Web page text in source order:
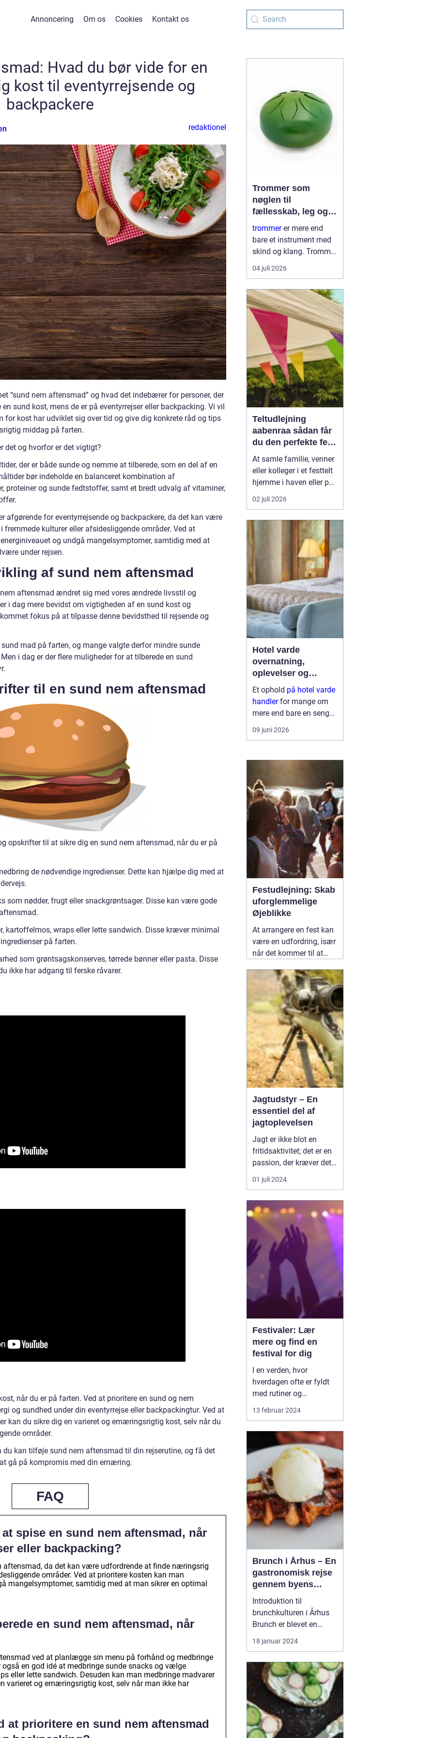
Annoncering Om os Cookies Kontakt os
Hvad du bør vide for en
kost til eventyrrejsende og
backpackere
redaktionel
“sund nem aftensmad” og hvad det indebærer for personer, der
sund kost, mens de er på eventyrrejser eller backpacking. Vi vil
for kost har udviklet sig over tid og give dig konkrete råd og tips
middag på farten.
det og hvorfor er det vigtigt?
der er både sunde og nemme at tilberede, som en del af en
bør indeholde en balanceret kombination af
og sunde fedtstoffer, samt et bredt udvalg af vitaminer,
afgørende for eventyrrejsende og backpackere, da det kan være
kulturer eller afsidesliggende områder. Ved at
og undgå mangelsymptomer, samtidig med at
under rejsen.
af sund nem aftensmad
aftensmad ændret sig med vores ændrede livsstil og
i dag mere bevidst om vigtigheden af en sund kost og
fokus på at tilpasse denne bevidsthed til rejsende og
mad på farten, og mange valgte derfor mindre sunde
i dag er der flere muligheder for at tilberede en sund
til en sund nem aftensmad
opskrifter til at sikre dig en sund nem aftensmad, når du er på
de nødvendige ingredienser. Dette kan hjælpe dig med at
som nødder, frugt eller snackgrøntsager. Disse kan være gode
kartoffelmos, wraps eller lette sandwich. Disse kræver minimal
på farten.
som grøntsagskonserves, tørrede bønner eller pasta. Disse
ikke har adgang til ferske råvarer.
når du er på farten. Ved at prioritere en sund og nem
og sundhed under din eventyrrejse eller backpackingtur. Ved at
kan du sikre dig en varieret og ernæringsrigtig kost, selv når du
områder.
kan tilføje sund nem aftensmad til din rejserutine, og få det
gå på kompromis med din ernæring.
FAQ
spise en sund nem aftensmad, når
eller backpacking?
aftensmad, da det kan være udfordrende at finde næringsrig
områder. Ved at prioritere kosten kan man
mangelsymptomer, samtidig med at man sikrer en optimal
en sund nem aftensmad, når
ved at planlægge sin menu på forhånd og medbringe
også en god idé at medbringe sunde snacks og vælge
eller lette sandwich. Desuden kan man medbringe madvarer
varieret og ernæringsrigtig kost, selv når man ikke har
at prioritere en sund nem aftensmad
Trommer som
nøglen til
fællesskab, leg og
læring
trommerer mere end
bare et instrument med
skind og klang. Trommer
er et samlingspunkt,
hvor børn og voksne
nysgerrighed. Trommer
giver hurtig følelse af
mestring, fordi ...
04 juli 2026
Teltudlejning
aabenraa sådan får
du den perfekte fest
i egen have
At samle familie, venner
eller kolleger i et festtelt
hjemme i haven eller på
en mark uden for byen er
blevet en populær
omegn. Mange ønsker
friheden til selv at sætte
rammen for dagen, uden
at være bundet af et
lokale, faste lu...
02 juli 2026
Hotel varde
overnatning,
oplevelser og
krohygge tæt på
vestkysten
Et ophold på hotel varde
handlerfor mange om
mere end bare en seng
at sove i. Du får en base
tæt på Vesterhavet,
bylivet i Varde og
området god...
09 juni 2026
Festudlejning: Skab
uforglemmelige
Øjeblikke
At arrangere en fest kan
være en udfordring, især
når det kommer til at
aktiviteter, der vil gøre
dagen mindeværdig for
alle dine gæster.02
januar 2025
Jagtudstyr – En
essentiel del af
jagtoplevelsen
Jagt er ikke blot en
fritidsaktivitet; det er en
passion, der kræver det
rigtige udstyr og
forberedelse. I jagtens
at have stabilt og
pålideligt udstyr
vanskelig at overvurdere.
Godt jagtudstyr forhøjer
jag...
01 juli 2024
Festivaler: Lær
mere og find en
festival for dig
I en verden, hvor
hverdagen ofte er fyldt
med rutiner og
forudsigelighed, står
sociale, kulturelle, og
musikalske
samlingspunkter, hvor
mennesker fra alle
samfundslag kan mødes
og dele uforglemmelige
opl...
13 februar 2024
Brunch i Århus – En
gastronomisk rejse
gennem byens
bedste
morgenmadsspot
Introduktion til
brunchkulturen i Århus
Brunch er blevet en
populær spiseoplevelse,
der kombinerer det
og frokost. Denne artikel
dykker ned i Århus'
brunchscene og guider
eventyrrejsende og
backpackere gennem
byens bedste brunch...
18 januar 2024